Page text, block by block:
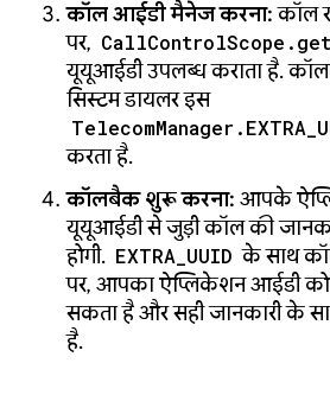
कॉल आईडी मैनेज करना:कॉल
पर,
यूयूआईडी उपलब्ध कराता है.
सिस्टम डायलर इस
करता है.
कॉलबैक शुरू करना: आपके
यूयूआईडी से जुड़ी कॉल की
होगी. EXTRA_UUID के साथ
पर, आपका ऐप्लिकेशन आईडी
सकता है और सही जानकारी के
है.